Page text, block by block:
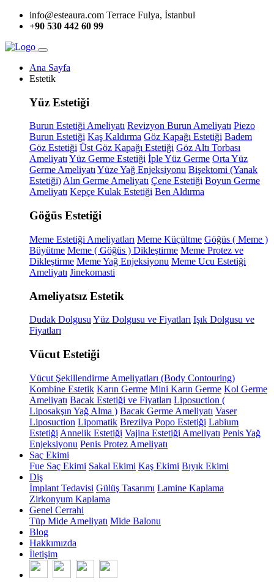
info@esteaura.com Terrace Fulya, İstanbul
+90 530 442 60 99
Ana Sayfa
Estetik
Yüz Estetiği
Burun Estetiği Ameliyatı Revizyon Burun Ameliyatı Piezo
Burun Estetiği Kaş Kaldırma Göz Kapağı Estetiği Badem
Göz Estetiği Üst Göz Kapağı Estetiği Göz Altı Torbası
AmeliyatıYüz Germe Estetiği İple Yüz Germe Orta Yüz
Germe AmeliyatıYüze Yağ Enjeksiyonu Bişektomi (Yanak
Estetiği)Alın Germe Ameliyatı Çene Estetiği Boyun Germe
Ameliyatı Kepçe Kulak Estetiği Ben Aldırma
Göğüs Estetiği
Meme Estetiği Ameliyatları Meme Küçültme Göğüs ( Meme )
Büyütme Meme ( Göğüs ) Dikleştirme Meme Protez ve
Dikleştirme Meme Yağ Enjeksiyonu Meme Ucu Estetiği
Ameliyatı Jinekomasti
Ameliyatsız Estetik
Dudak Dolgusu Yüz Dolgusu ve Fiyatları Işık Dolgusu ve
Fiyatları
Vücut Estetiği
Vücut Şekillendirme Ameliyatları (Body Contouring)
Kombine Estetik Karın Germe Mini Karın Germe Kol Germe
Ameliyatı Bacak Estetiği ve Fiyatları Liposuction (
Liposakşın Yağ Alma ) Bacak Germe Ameliyatı Vaser
Liposuction Lipomatik Brezilya Popo Estetiği Labium
Estetiği Annelik Estetiği Vajina Estetiği Ameliyatı Penis Yağ
Enjeksiyonu Penis Protez Ameliyatı
Saç Ekimi
Fue Saç Ekimi Sakal Ekimi Kaş Ekimi Bıyık Ekimi
Diş
İmplant Tedavisi Gülüş Tasarımı Lamine Kaplama
Zirkonyum Kaplama
Genel Cerrahi
Tüp Mide Ameliyatı Mide Balonu
Blog
Hakkımızda
İletişim